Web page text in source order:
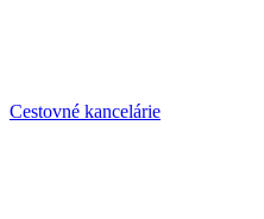
Cestovné kancelárie